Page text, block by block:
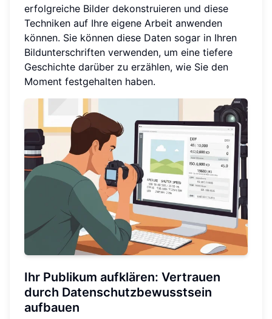
erfolgreiche Bilder dekonstruieren und diese
Techniken auf Ihre eigene Arbeit anwenden
können. Sie können diese Daten sogar in Ihren
Bildunterschriften verwenden, um eine tiefere
Geschichte darüber zu erzählen, wie Sie den
Moment festgehalten haben.
Ihr Publikum aufklären: Vertrauen
durch Datenschutzbewusstsein
aufbauen